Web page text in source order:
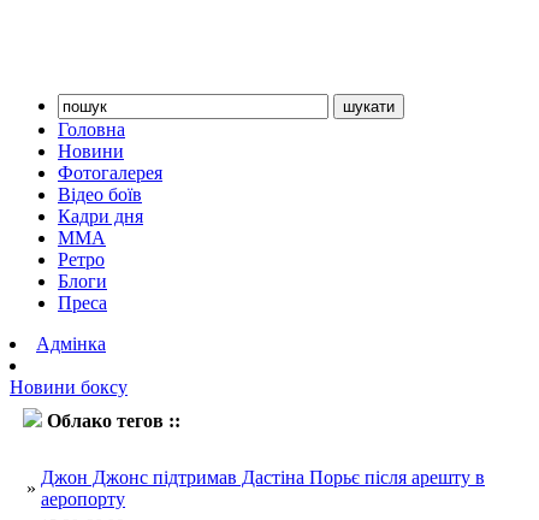
Головна
Новини
Фотогалерея
Відео боїв
Кадри дня
ММА
Ретро
Блоги
Преса
Адмінка
Новини боксу
Облако тегов ::
»
Джон Джонс підтримав Дастіна Порьє після арешту в
аеропорту